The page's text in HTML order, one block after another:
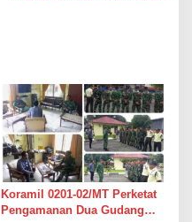
Koramil 0201-02/MT Perketat
Pengamanan Dua Gudang